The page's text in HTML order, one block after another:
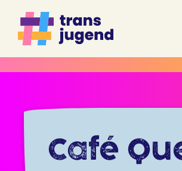
Inhalt
springen
Café